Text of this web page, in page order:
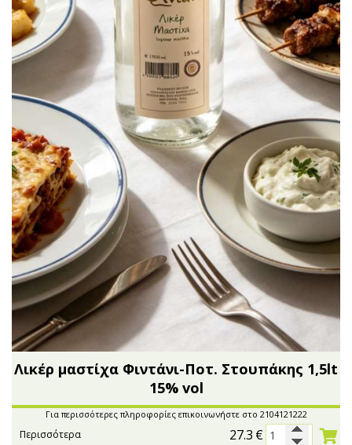
Λικέρ μαστίχα Φιντάνι-Ποτ. Στουπάκης 1,5lt
15% vol
Για περισσότερες πληροφορίες επικοινωνήστε στο 2104121222
27.3 €
Περισσότερα